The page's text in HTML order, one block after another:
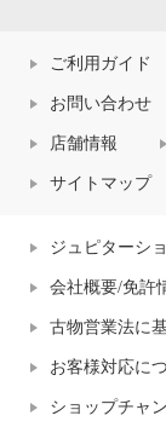
ご利用ガイド
お問い合わせ
店舗情報
サイトマップ
ジュピターシ
会社概要/免許
古物営業法に
お客様対応に
ショップチャ